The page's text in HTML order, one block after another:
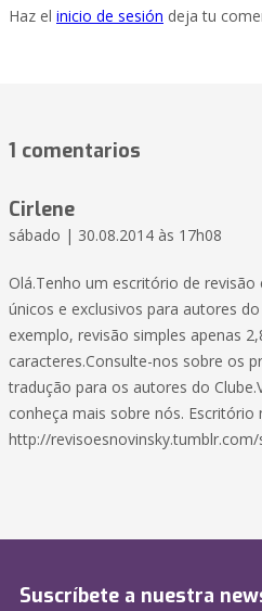
Haz el inicio de sesión deja tu
1 comentarios
Cirlene
sábado | 30.08.2014 às 17h08
Olá.Tenho um escritório de
únicos e exclusivos para autores
exemplo, revisão simples apenas
caracteres.Consulte-nos sobre os
tradução para os autores do
conheça mais sobre nós. Escritório
http://revisoesnovinsky.tumblr.com/
Suscríbete a nuestra